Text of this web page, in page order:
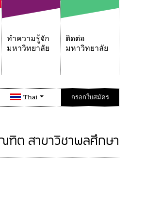
ทำความรู้จัก
มหาวิทยาลัย
ติดต่อ
มหาวิทยาลัย
Thai กรอกใบสมัคร
ต สาขาวิชาพลศึกษา